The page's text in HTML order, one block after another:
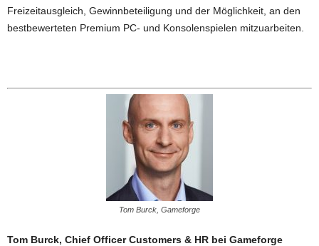
Freizeitausgleich, Gewinnbeteiligung und der Möglichkeit, an den
bestbewerteten Premium PC- und Konsolenspielen mitzuarbeiten.
Tom Burck, Gameforge
Tom Burck, Chief Officer Customers & HR bei Gameforge